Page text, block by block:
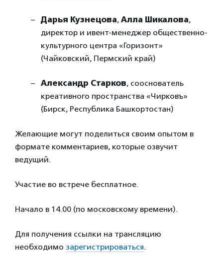
Дарья Кузнецова, Алла Шикалова,
директор и ивент-менеджер общественно-
культурного центра «Горизонт»
(Чайковский, Пермский край)
Александр Старков, сооснователь
креативного пространства «Чирковъ»
(Бирск, Республика Башкортостан)
Желающие могут поделиться своим опытом в
формате комментариев, которые озвучит
ведущий.
Участие во встрече бесплатное.
Начало в 14.00 (по московскому времени).
Для получения ссылки на трансляцию
необходимо зарегистрироваться.